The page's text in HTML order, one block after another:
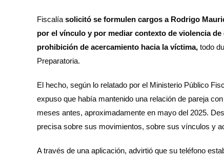
Fiscalía solicitó se formulen cargos a Rodrigo
por el vínculo y por mediar contexto de violencia
prohibición de acercamiento hacia la víctima, todo
Preparatoria.
El hecho, según lo relatado por el Ministerio Público
expuso que había mantenido una relación de pareja
meses antes, aproximadamente en mayo del 2025.
precisa sobre sus movimientos, sobre sus vínculos y
A través de una aplicación, advirtió que su teléfono